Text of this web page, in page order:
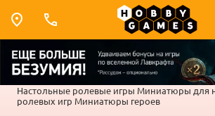
Настольные ролевые игры Миниатюры для
ролевых игр Миниатюры героев